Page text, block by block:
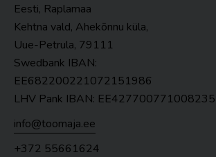
Eesti, Raplamaa
Kehtna vald, Ahekõnnu küla,
Uue-Petrula, 79111
Swedbank IBAN:
EE682200221072151986
LHV Pank IBAN:
info@toomaja.ee
+372 55661624